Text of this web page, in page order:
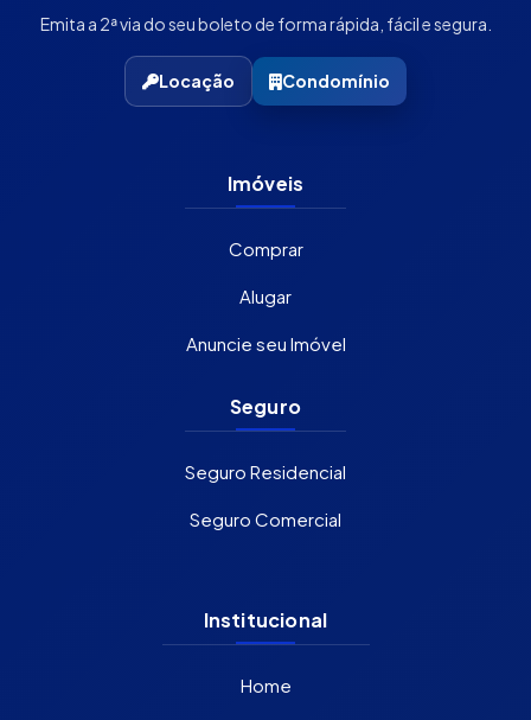
Emita a 2ª via do seu boleto de forma rápida, fácil e segura.
Locação Condomínio
Imóveis
Comprar
Alugar
Anuncie seu Imóvel
Seguro
Seguro Residencial
Seguro Comercial
Institucional
Home